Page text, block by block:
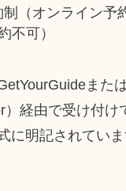
（オンライン予
不可）
また
経由で受け付け
に明記されていま